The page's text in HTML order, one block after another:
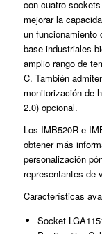
con cuatro
mejorar la
un funcionamiento
base industriales
amplio rango de
C. También
monitorización de
2.0) opcional.
Los IMB520R e
obtener más
personalización
representantes de
Características
Socket